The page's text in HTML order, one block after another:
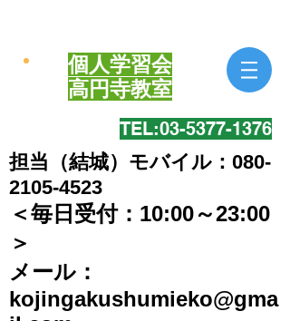
個人学習会
​高円寺教室
TEL:​03-5377-1376
担当（結城）モバイル：080-
2105-4523
＜毎日受付：10:00～23:00
＞
​メール：
kojingakushumieko@gma